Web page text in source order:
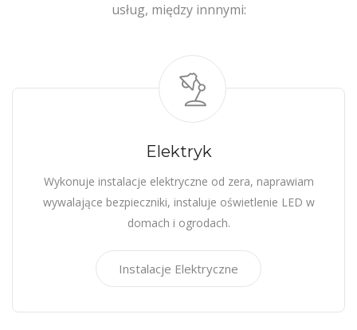
usług, między innnymi:
Elektryk
Wykonuje instalacje elektryczne od zera, naprawiam
wywalające bezpieczniki, instaluje oświetlenie LED w
domach i ogrodach.
Instalacje Elektryczne